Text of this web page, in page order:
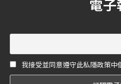
電子
我接受並同意遵守此私隱政策中